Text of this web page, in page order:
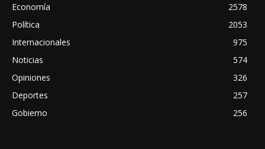
Economía
2578
Política
2053
Internacionales
975
Noticias
574
Opiniones
326
Deportes
257
Gobierno
256